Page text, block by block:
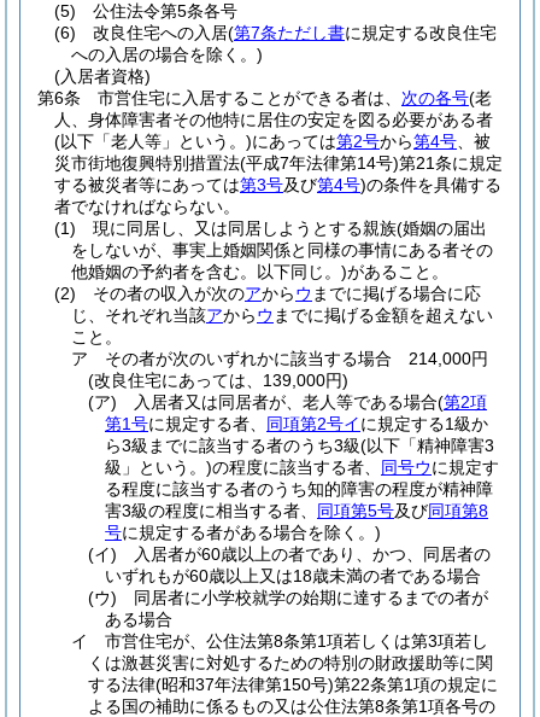
(5)
公住法令第5条各号
(6)
改良住宅への入居(第7条ただし書に規定する改良住宅
への入居の場合を除く。)
(入居者資格)
第6条
市営住宅に入居することができる者は、 次の各号(老
人、身体障害者その他特に居住の安定を図る必要がある者
(以下「老人等」という。)にあっては第2号から第4号 、被
災市街地復興特別措置法(平成7年法律第14号)第21条に規定
する被災者等にあっては第3号及び第4号)の条件を具備する
者でなければならない。
(1)
現に同居し、又は同居しようとする親族(婚姻の届出
をしないが、事実上婚姻関係と同様の事情にある者その
他婚姻の予約者を含む。以下同じ。)があること。
(2)
その者の収入が次のアからウ までに掲げる場合に応
じ、それぞれ当該アからウ までに掲げる金額を超えない
こと。
ア
その者が次のいずれかに該当する場合 214,000円
(改良住宅にあっては、139,000円)
(ア)
入居者又は同居者が、老人等である場合(第2項
第1号に規定する者、 同項第2号イに規定する1級か
ら3級までに該当する者のうち3級(以下「精神障害3
級」という。)の程度に該当する者、 同号ウに規定す
る程度に該当する者のうち知的障害の程度が精神障
害3級の程度に相当する者、 同項第5号及び同項第8
号に規定する者がある場合を除く。)
(イ)
入居者が60歳以上の者であり、かつ、同居者の
いずれもが60歳以上又は18歳未満の者である場合
(ウ)
同居者に小学校就学の始期に達するまでの者が
ある場合
イ
市営住宅が、公住法第8条第1項若しくは第3項若し
くは激甚災害に対処するための特別の財政援助等に関
する法律(昭和37年法律第150号)第22条第1項の規定に
よる国の補助に係るもの又は公住法第8条第1項各号の